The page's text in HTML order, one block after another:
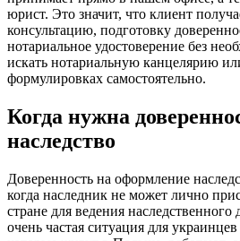
юрист. Это значит, что клиент
консультацию, подготовку
нотариальное удостоверение без
искать нотариальную канцелярию
формулировках самостоятельно.
Когда нужна
наследство
Доверенность на оформление
когда наследник не может лично
стране для ведения наследственного
очень частая ситуация для